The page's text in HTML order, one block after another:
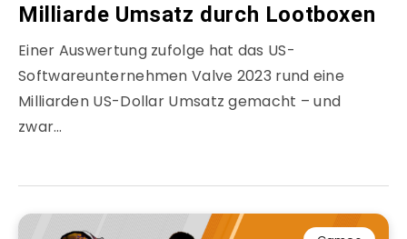
Milliarde Umsatz durch Lootboxen
Einer Auswertung zufolge hat das US-
Softwareunternehmen Valve 2023 rund eine
Milliarden US-Dollar Umsatz gemacht – und
zwar…